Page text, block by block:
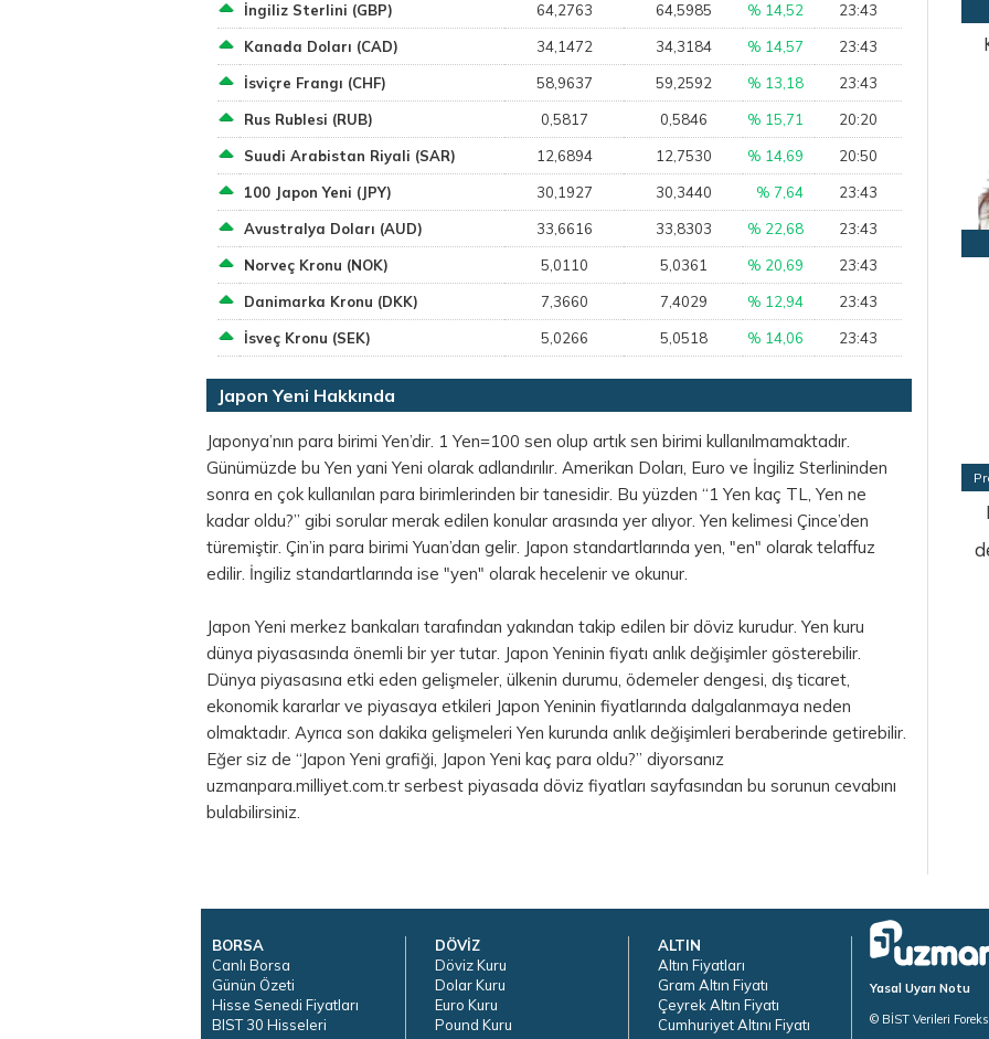
İngiliz Sterlini (GBP) 64,2763 64,5985 % 14,52 23:43
Kanada Doları (CAD) 34,1472 34,3184 % 14,57 23:43
İsviçre Frangı (CHF) 58,9637 59,2592 % 13,18 23:43
Rus Rublesi (RUB) 0,5817 0,5846 % 15,71 20:20
Suudi Arabistan Riyali (SAR) 12,6894 12,7530 % 14,69 20:50
100 Japon Yeni (JPY) 30,1927 30,3440 % 7,64 23:43
Avustralya Doları (AUD) 33,6616 33,8303 % 22,68 23:43
Norveç Kronu (NOK) 5,0110 5,0361 % 20,69 23:43
Danimarka Kronu (DKK) 7,3660 7,4029 % 12,94 23:43
İsveç Kronu (SEK) 5,0266 5,0518 % 14,06 23:43
Japon Yeni Hakkında
Japonya’nın para birimi Yen’dir. 1 Yen=100 sen olup artık sen birimi kullanılmamaktadır.
Günümüzde bu Yen yani Yeni olarak adlandırılır. Amerikan Doları, Euro ve İngiliz Sterlininden
sonra en çok kullanılan para birimlerinden bir tanesidir. Bu yüzden “1 Yen kaç TL, Yen ne
kadar oldu?” gibi sorular merak edilen konular arasında yer alıyor. Yen kelimesi Çince’den
türemiştir. Çin’in para birimi Yuan’dan gelir. Japon standartlarında yen, "en" olarak telaffuz
edilir. İngiliz standartlarında ise "yen" olarak hecelenir ve okunur.
Japon Yeni merkez bankaları tarafından yakından takip edilen bir döviz kurudur. Yen kuru
dünya piyasasında önemli bir yer tutar. Japon Yeninin fiyatı anlık değişimler gösterebilir.
Dünya piyasasına etki eden gelişmeler, ülkenin durumu, ödemeler dengesi, dış ticaret,
ekonomik kararlar ve piyasaya etkileri Japon Yeninin fiyatlarında dalgalanmaya neden
olmaktadır. Ayrıca son dakika gelişmeleri Yen kurunda anlık değişimleri beraberinde getirebilir.
Eğer siz de “Japon Yeni grafiği, Japon Yeni kaç para oldu?” diyorsanız
uzmanpara.milliyet.com.tr serbest piyasada döviz fiyatları sayfasından bu sorunun cevabını
bulabilirsiniz.
BORSA
Canlı Borsa
Günün Özeti
Hisse Senedi Fiyatları
BIST 30 Hisseleri
DÖVİZ
Döviz Kuru
Dolar Kuru
Euro Kuru
Pound Kuru
ALTIN
Altın Fiyatları
Gram Altın Fiyatı
Çeyrek Altın Fiyatı
Cumhuriyet Altını Fiyatı
Yasal Uyarı Notu
© BİST Verileri